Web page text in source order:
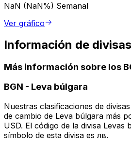
NaN (NaN%) Semanal
Ver gráfico
Información de divisas
Más información sobre los
BGN - Leva búlgara
Nuestras clasificaciones de
de cambio de Leva búlgara más
USD. El código de la divisa Levas
símbolo de esta divisa es лв.